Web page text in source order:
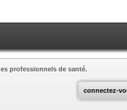
connectez-
professionnels de santé.